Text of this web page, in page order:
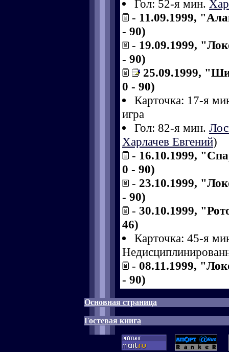
Гол: 52-я мин.
- 11.09.1999,
- 90)
- 19.09.1999,
- 90)
25.09.1999,
0 - 90)
Карточка: 17-я
игра
Гол: 82-я мин.
Харлачев Евгений)
- 16.10.1999,
0 - 90)
- 23.10.1999,
- 90)
- 30.10.1999,
46)
Карточка: 45-я
- 08.11.1999,
- 90)
Основная страница
Гостевая книга